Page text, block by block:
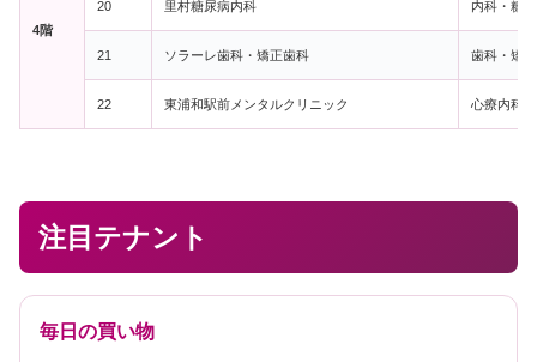
4階
20 里村糖尿病内科 内科・糖
21 ソラーレ歯科・矯正歯科 歯科・矯
22 東浦和駅前メンタルクリニック 心療内科
注目テナント
毎日の買い物